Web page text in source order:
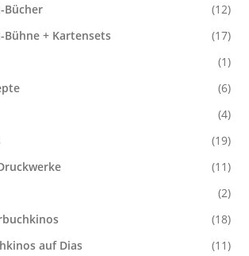
Bücher
(12)
Bühne + Kartensets
(17)
(1)
(6)
(4)
(19)
(11)
(2)
(18)
auf Dias
(11)